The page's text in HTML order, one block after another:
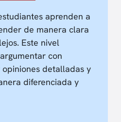
aprenden a
de manera clara
Este nivel
con
detalladas y
diferenciada y